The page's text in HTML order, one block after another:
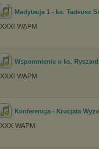
Medytacja 1 - ks. Tadeusz
XXXI WAPM
Wspomnienie o ks.
XXXI WAPM
Konferencja - Krucjata
XXX WAPM